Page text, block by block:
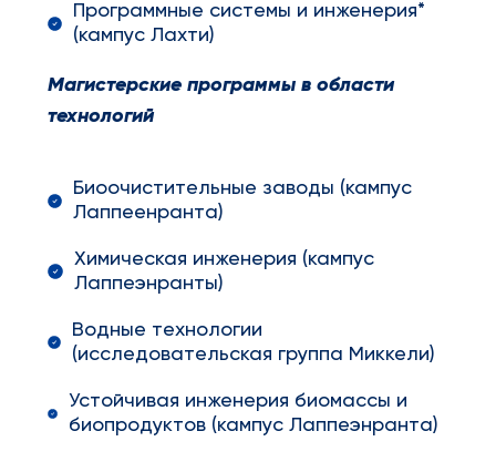
Программные системы и инженерия*
(кампус Лахти)
Магистерские программы в области
технологий
Биоочистительные заводы (кампус
Лаппеенранта)
Химическая инженерия (кампус
Лаппеэнранты)
Водные технологии
(исследовательская группа Миккели)
Устойчивая инженерия биомассы и
биопродуктов (кампус Лаппеэнранта)